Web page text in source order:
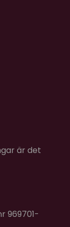
är det
969701-